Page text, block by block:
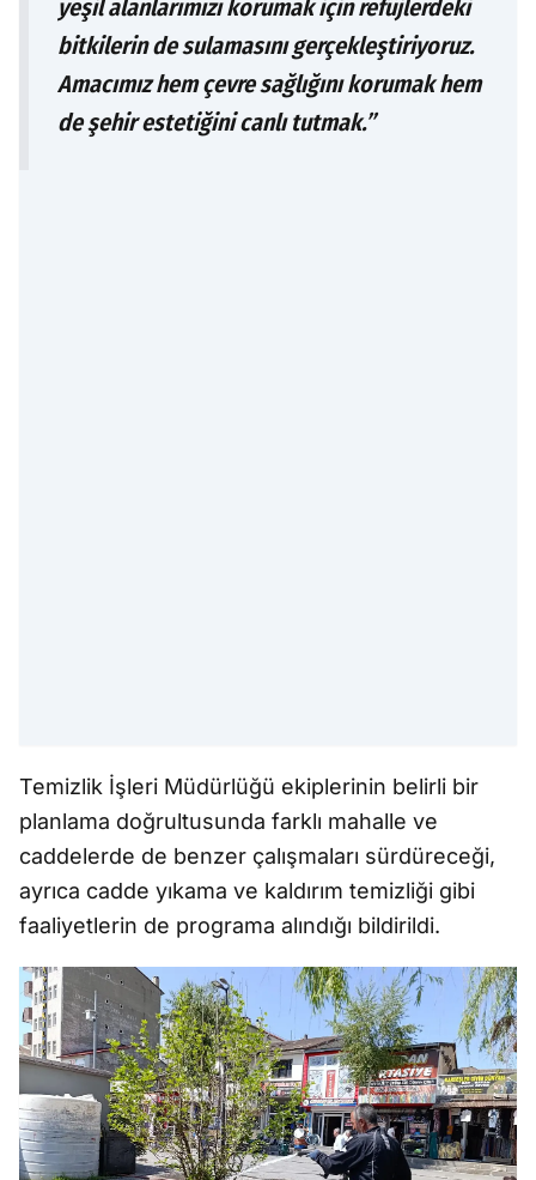
yeşil alanlarımızı korumak için refüjlerdeki
bitkilerin de sulamasını gerçekleştiriyoruz.
Amacımız hem çevre sağlığını korumak hem
de şehir estetiğini canlı tutmak.”
Temizlik İşleri Müdürlüğü ekiplerinin belirli bir
planlama doğrultusunda farklı mahalle ve
caddelerde de benzer çalışmaları sürdüreceği,
ayrıca cadde yıkama ve kaldırım temizliği gibi
faaliyetlerin de programa alındığı bildirildi.